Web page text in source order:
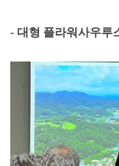
- 대형 플라워사우루